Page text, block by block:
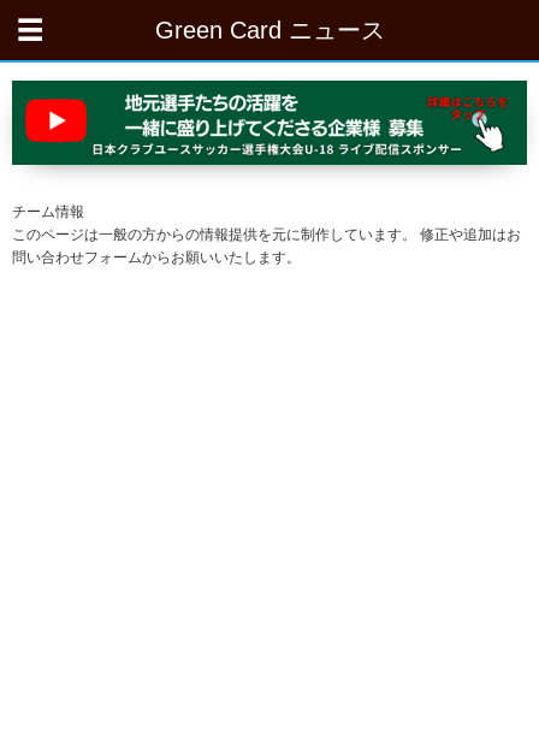
Green Card ニュース
チーム情報
このページは一般の方からの情報提供を元に制作しています。 修正や追加はお
問い合わせフォームからお願いいたします。